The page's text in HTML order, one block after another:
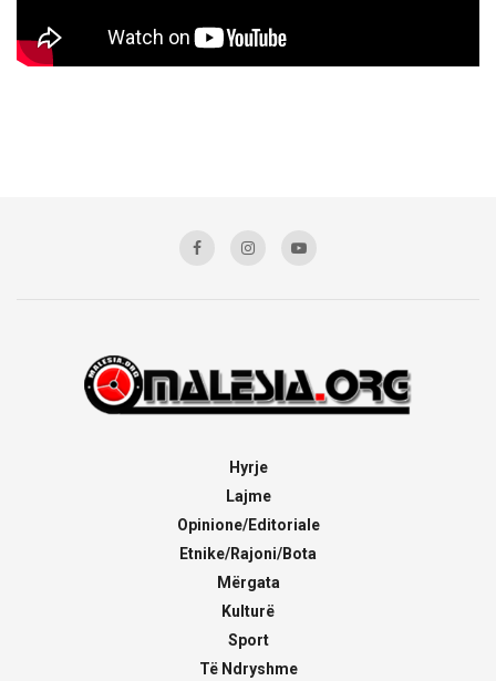
Hyrje
Lajme
Opinione/Editoriale
Etnike/Rajoni/Bota
Mërgata
Kulturë
Sport
Të Ndryshme